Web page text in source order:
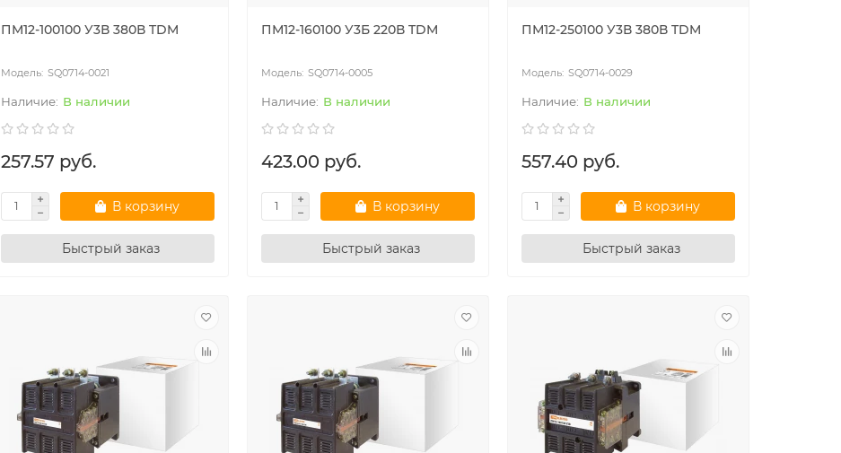
ПМ12-100100 У3В 380В TDM
SQ0714-0021
В наличии
257.57 руб.
В корзину
Быстрый заказ
ПМ12-160100 У3Б 220В TDM
SQ0714-0005
В наличии
423.00 руб.
В корзину
Быстрый заказ
ПМ12-250100 У3В 380В TDM
SQ0714-0029
В наличии
557.40 руб.
В корзину
Быстрый заказ